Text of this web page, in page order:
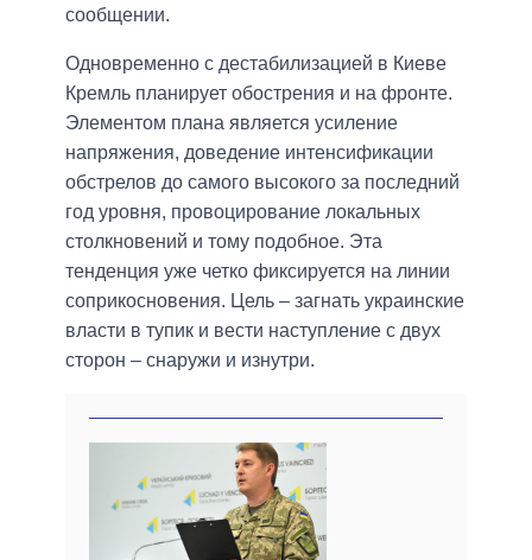
сообщении.
Одновременно с дестабилизацией в Киеве
Кремль планирует обострения и на фронте.
Элементом плана является усиление
напряжения, доведение интенсификации
обстрелов до самого высокого за последний
год уровня, провоцирование локальных
столкновений и тому подобное. Эта
тенденция уже четко фиксируется на линии
соприкосновения. Цель – загнать украинские
власти в тупик и вести наступление с двух
сторон – снаружи и изнутри.